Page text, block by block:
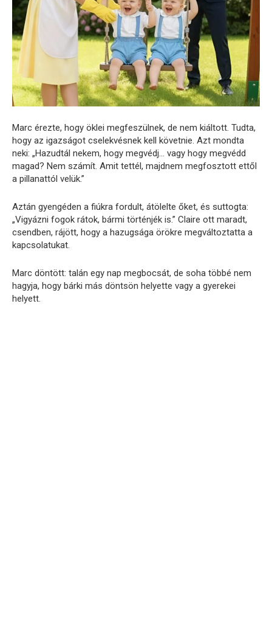
Marc érezte, hogy öklei megfeszülnek, de nem kiáltott. Tudta,
hogy az igazságot cselekvésnek kell követnie. Azt mondta
neki: „Hazudtál nekem, hogy megvédj… vagy hogy megvédd
magad? Nem számít. Amit tettél, majdnem megfosztott ettől
a pillanattól velük.”
Aztán gyengéden a fiúkra fordult, átölelte őket, és suttogta:
„Vigyázni fogok rátok, bármi történjék is.” Claire ott maradt,
csendben, rájött, hogy a hazugsága örökre megváltoztatta a
kapcsolatukat.
Marc döntött: talán egy nap megbocsát, de soha többé nem
hagyja, hogy bárki más döntsön helyette vagy a gyerekei
helyett.